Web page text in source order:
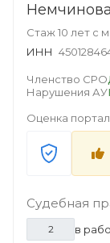
Стаж 10 лет с
ИНН
Членство СРО
Нарушения АУ
Оценка
Судебная
2 в